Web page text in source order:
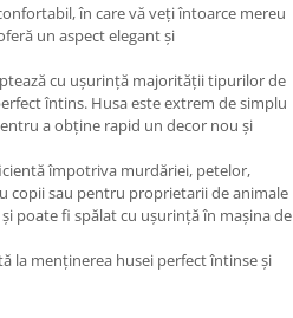
în care vă veți întoarce mereu
un aspect elegant și
cu ușurință majorității tipurilor de
întins. Husa este extrem de simplu
a obține rapid un decor nou și
împotriva murdăriei, petelor,
copii sau pentru proprietarii de animale
poate fi spălat cu ușurință în mașina de
la menținerea husei perfect întinse și